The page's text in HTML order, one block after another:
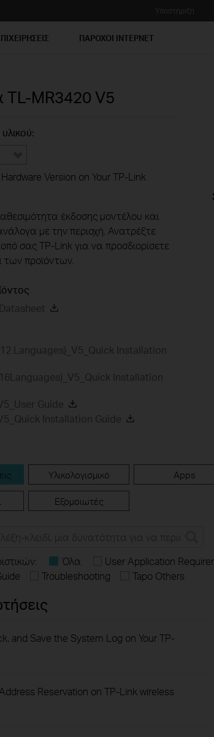
ΠΑΡΟΧΟΙ ΙΝΤΕΡΝΕΤ
TL-MR3420 V5
Version on Your TP-Link
έκδοσης μοντέλου και
με την περιοχή. Ανατρέξτε
σας TP-Link για να προσδιορίσετε
των προϊόντων.
Languages)_V5_Quick Installation
Installation
Guide
Installation Guide
Υλικολογισμικό Apps
Εξομοιωτές
Όλα
User Application
Troubleshooting Tapo Others
and Save the System Log on Your TP-
Reservation on TP-Link wireless